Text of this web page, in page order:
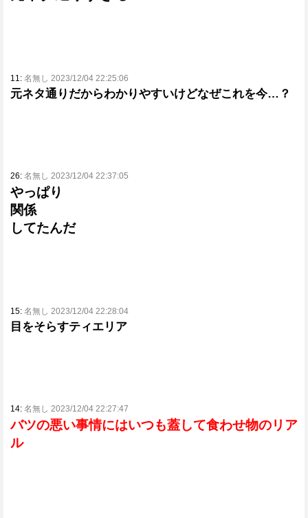
11: 名無し 2023/12/04 22:25:06
元ネタ通りだからわかりやすいけどなぜこれを今…？
26: 名無し 2023/12/04 22:37:05
やっぱり
関係
してたんだ
15: 名無し 2023/12/04 22:28:04
目をそらすティエリア
14: 名無し 2023/12/04 22:27:47
バツの悪い事情にはいつも蓋して食わせ物のリア
ル